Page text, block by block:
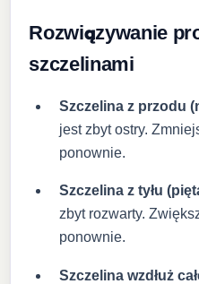
Rozwiązywanie
szczelinami
Szczelina z przodu
jest zbyt ostry.
ponownie.
Szczelina z tyłu
zbyt rozwarty.
ponownie.
Szczelina wzdłuż